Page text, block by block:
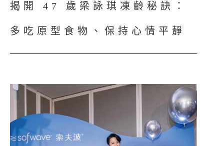
揭開 47 歲梁詠琪凍齡秘訣：
多吃原型食物、保持心情平靜